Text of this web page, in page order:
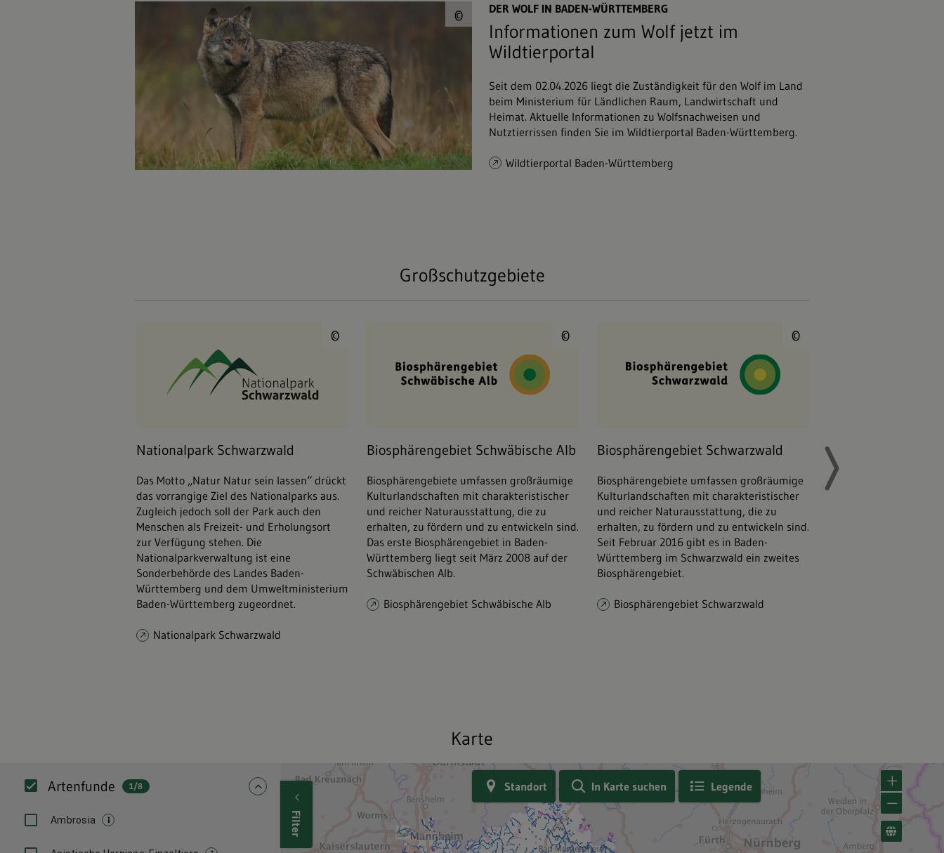
© © Piotr Krzeslak&#047;stock.adobe.com
DER WOLF IN BADEN-WÜRTTEMBERG
Informationen zum Wolf jetzt im
Wildtierportal
Seit dem 02.04.2026 liegt die Zuständigkeit für den Wolf im Land
beim Ministerium für Ländlichen Raum, Landwirtschaft und
Heimat. Aktuelle Informationen zu Wolfsnachweisen und
Nutztierrissen finden Sie im Wildtierportal Baden-Württemberg.
Wildtierportal Baden-Württemberg
Großschutzgebiete
© © Nationalpark Schwarzwald
Nationalpark Schwarzwald
Das Motto „Natur Natur sein lassen“ drückt
das vorrangige Ziel des Nationalparks aus.
Zugleich jedoch soll der Park auch den
Menschen als Freizeit- und Erholungsort
zur Verfügung stehen. Die
Nationalparkverwaltung ist eine
Sonderbehörde des Landes Baden-
Württemberg und dem Umweltministerium
Baden-Württemberg zugeordnet.
Nationalpark Schwarzwald
© © Biosphärengebiet Schwäbische Alb
Biosphärengebiet Schwäbische Alb
Biosphärengebiete umfassen großräumige
Kulturlandschaften mit charakteristischer
und reicher Naturausstattung, die zu
erhalten, zu fördern und zu entwickeln sind.
Das erste Biosphärengebiet in Baden-
Württemberg liegt seit März 2008 auf der
Schwäbischen Alb.
Biosphärengebiet Schwäbische Alb
©
Biosphärengebiet Schwarzwald
Biosphärengebiete umfassen großräumige
Kulturlandschaften mit charakteristischer
und reicher Naturausstattung, die zu
erhalten, zu fördern und zu entwickeln sind.
Seit Februar 2016 gibt es in Baden-
Württemberg im Schwarzwald ein zweites
Biosphärengebiet.
Biosphärengebiet Schwarzwald
Naturparke
Naturparke erhalten
Karte
Filter